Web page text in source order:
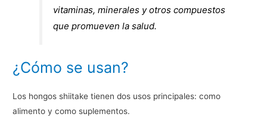
vitaminas, minerales y otros compuestos
que promueven la salud.
¿Cómo se usan?
Los hongos shiitake tienen dos usos principales: como
alimento y como suplementos.